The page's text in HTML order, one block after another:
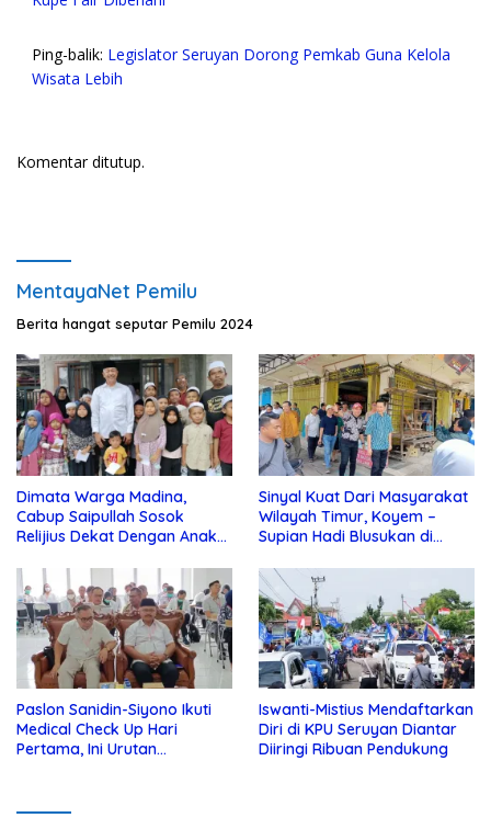
Ping-balik: Legislator Seruyan Dorong Pemkab Guna Kelola
Wisata Lebih
Komentar ditutup.
MentayaNet Pemilu
Berita hangat seputar Pemilu 2024
Dimata Warga Madina,
Cabup Saipullah Sosok
Relijius Dekat Dengan Anak
Sinyal Kuat Dari Masyarakat
Wilayah Timur, Koyem –
Supian Hadi Blusukan di
Paslon Sanidin-Siyono Ikuti
Medical Check Up Hari
Pertama, Ini Urutan
Iswanti-Mistius Mendaftarkan
Diri di KPU Seruyan Diantar
Diiringi Ribuan Pendukung